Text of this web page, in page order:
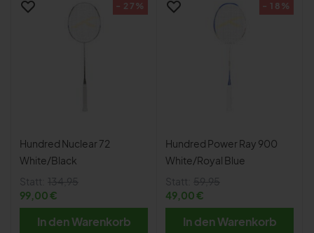
- 27%
Hundred Nuclear 72
White/Black
Statt: 134,95
99,00 €
In den Warenkorb
- 18%
Hundred Power Ray 900
White/Royal Blue
Statt: 59,95
49,00 €
In den Warenkorb